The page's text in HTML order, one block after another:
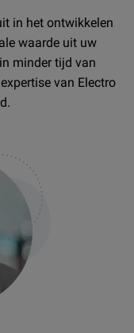
in het ontwikkelen
waarde uit uw
minder tijd van
van Electro